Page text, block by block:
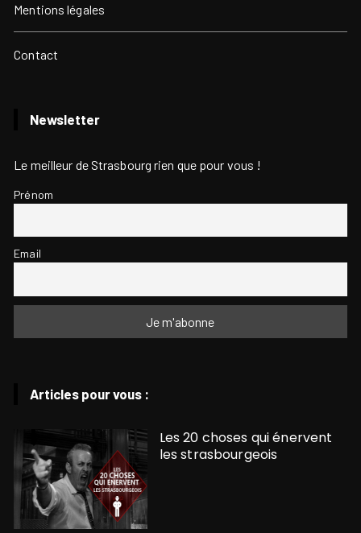
Mentions légales
Contact
Newsletter
Le meilleur de Strasbourg rien que pour vous !
Prénom
Email
Articles pour vous :
Les 20 choses qui énervent
les strasbourgeois